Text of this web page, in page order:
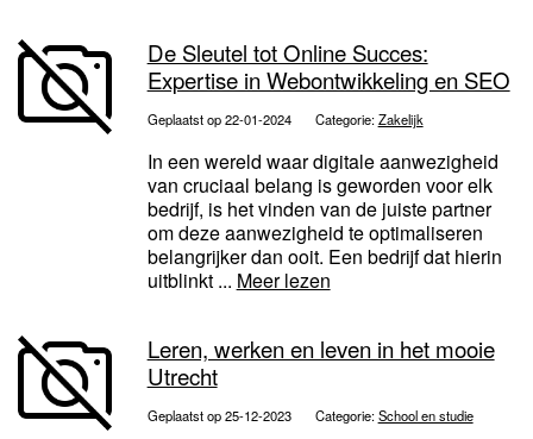
De Sleutel tot Online Succes:
Expertise in Webontwikkeling en SEO
Geplaatst op 22-01-2024 Categorie:Zakelijk
In een wereld waar digitale aanwezigheid
van cruciaal belang is geworden voor elk
bedrijf, is het vinden van de juiste partner
om deze aanwezigheid te optimaliseren
belangrijker dan ooit. Een bedrijf dat hierin
uitblinkt ... Meer lezen
Leren, werken en leven in het mooie
Utrecht
Geplaatst op 25-12-2023 Categorie:School en studie